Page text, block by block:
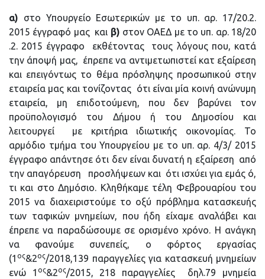
α) στο Υπουργείο Εσωτερικών με το υπ. αρ. 17/20.2.
2015 έγγραφό μας και β) στον ΟΑΕΔ με το υπ. αρ. 18/20
.2. 2015 έγγραφο εκθέτοντας τους λόγους που, κατά
την άποψή μας, έπρεπε να αντιμετωπιστεί κατ εξαίρεση
και επειγόντως το θέμα πρόσληψης προσωπικού στην
εταιρεία μας και τονίζοντας ότι είναι μία κοινή ανώνυμη
εταιρεία, μη επιδοτούμενη, που δεν βαρύνει τον
προϋπολογισμό του Δήμου ή του Δημοσίου και
λειτουργεί με κριτήρια ιδιωτικής οικονομίας. Το
αρμόδιο τμήμα του Υπουργείου με το υπ. αρ. 4/3/ 2015
έγγραφο απάντησε ότι δεν είναι δυνατή η εξαίρεση από
την απαγόρευση προσλήψεων και ότι ισχύει για εμάς ό,
τι και στο Δημόσιο. Κληθήκαμε τέλη Φεβρουαρίου του
2015 να διαχειριστούμε το οξύ πρόβλημα κατασκευής
των ταφικών μνημείων, που ήδη είχαμε αναλάβει και
έπρεπε να παραδώσουμε σε ορισμένο χρόνο. Η ανάγκη
να φανούμε συνεπείς, ο φόρτος εργασίας
(1 ος&2ος/2018,139 παραγγελίες για κατασκευή μνημείων
ενώ 1 ος&2ος/2015, 218 παραγγελίες δηλ.79 μνημεία